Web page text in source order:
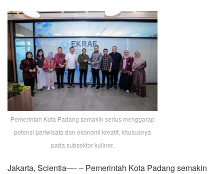
Pemerintah Kota Padang semakin serius menggarap
potensi pariwisata dan ekonomi kreatif, khususnya
pada subsektor kuliner.
Jakarta, Scientia—- – Pemerintah Kota Padang semakin